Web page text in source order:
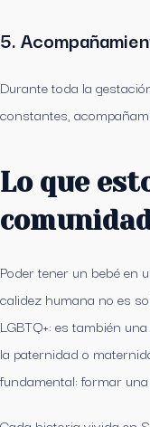
5.
Durante toda la
constantes,
Lo que
comunidad
Poder tener un bebé en
calidez humana no es
LGBTQ+: es también
la paternidad o
fundamental: formar una